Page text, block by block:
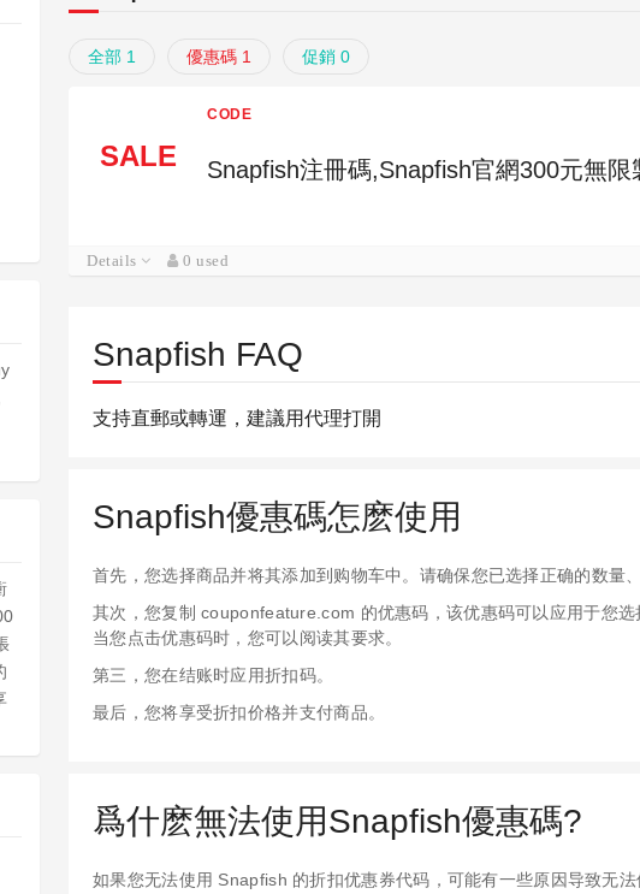
全部 1 優惠碼 1 促銷 0
SALE
CODE
Snapfish注冊碼,Snapfish官網300元無限
Details 0 used
Snapfish FAQ
支持直郵或轉運，建議用代理打開
Snapfish優惠碼怎麽使用
首先，您选择商品并将其添加到购物车中。请确保您已选择正确的数量
其次，您复制 couponfeature.com 的优惠码，该优惠码可以应用于您选
当您点击优惠码时，您可以阅读其要求。
第三，您在结账时应用折扣码。
最后，您将享受折扣价格并支付商品。
爲什麽無法使用Snapfish優惠碼?
如果您无法使用 Snapfish 的折扣优惠券代码，可能有一些原因导致无法